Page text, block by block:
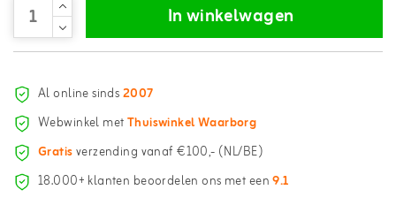
In winkelwagen
Al online sinds2007
Webwinkel metThuiswinkel Waarborg
Gratisverzending vanaf €100,- (NL/BE)
18.000+ klanten beoordelen ons met een9.1